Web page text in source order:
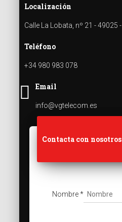
Localización
Calle La Lobata, nº 21 - 49025
Teléfono
+34 980 983 078
Email
info@vgtelecom.es
Contacta con nosotros
Nombre*